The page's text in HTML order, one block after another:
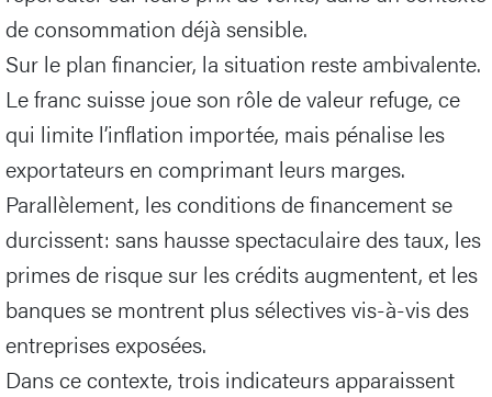
de consommation déjà sensible.
Sur le plan financier, la situation reste ambivalente.
Le franc suisse joue son rôle de valeur refuge, ce
qui limite l’inflation importée, mais pénalise les
exportateurs en comprimant leurs marges.
Parallèlement, les conditions de financement se
durcissent: sans hausse spectaculaire des taux, les
primes de risque sur les crédits augmentent, et les
banques se montrent plus sélectives vis-à-vis des
entreprises exposées.
Dans ce contexte, trois indicateurs apparaissent